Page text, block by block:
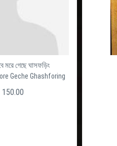
মরে গেছে ঘাসফড়িং
Geche Ghashforing
150.00